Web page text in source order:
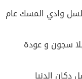
وادي المسك عام
بلا سجون و عودة
الدنيا